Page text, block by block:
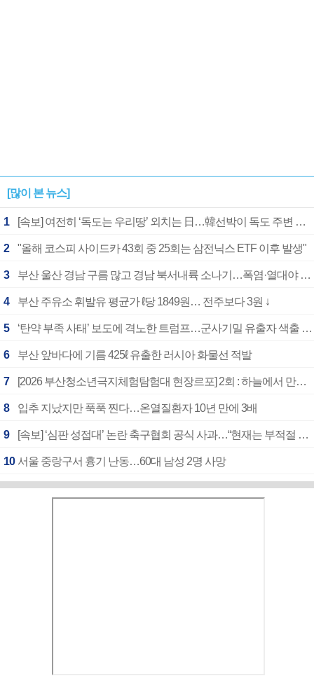
[많이 본 뉴스]
1 [속보] 여전히 ‘독도는 우리땅’ 외치는 日…韓선박이 독도 주변 해양조사 활동하자 반발
2 "올해 코스피 사이드카 43회 중 25회는 삼전닉스 ETF 이후 발생"
3 부산 울산 경남 구름 많고 경남 북서내륙 소나기…폭염·열대야 계속
4 부산 주유소 휘발유 평균가 ℓ당 1849원… 전주보다 3원 ↓
5 ‘탄약 부족 사태’ 보도에 격노한 트럼프…군사기밀 유출자 색출 지시
6 부산 앞바다에 기름 425ℓ 유출한 러시아 화물선 적발
7 [2026 부산청소년극지체험탐험대 현장르포] 2회 : 하늘에서 만난 얼음의 나라
8 입추 지났지만 푹푹 찐다…온열질환자 10년 만에 3배
9 [속보] ‘심판 성접대’ 논란 축구협회 공식 사과…“현재는 부적절 행위 없어”
10 서울 중랑구서 흉기 난동…60대 남성 2명 사망